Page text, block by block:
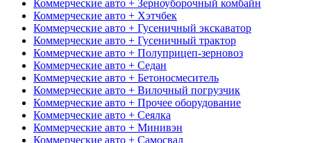
Коммерческие авто + Зерноуборочный комбайн
Коммерческие авто + Хэтчбек
Коммерческие авто + Гусеничный экскаватор
Коммерческие авто + Гусеничный трактор
Коммерческие авто + Полуприцеп-зерновоз
Коммерческие авто + Седан
Коммерческие авто + Бетоносмеситель
Коммерческие авто + Вилочный погрузчик
Коммерческие авто + Прочее оборудование
Коммерческие авто + Сеялка
Коммерческие авто + Минивэн
Коммерческие авто + Самосвал